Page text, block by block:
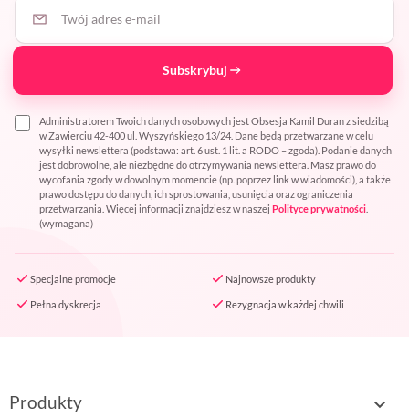
Twój adres e-mail
Subskrybuj
Administratorem Twoich danych osobowych jest Obsesja Kamil Duran z siedzibą
w Zawierciu 42-400 ul. Wyszyńskiego 13/24. Dane będą przetwarzane w celu
wysyłki newslettera (podstawa: art. 6 ust. 1 lit. a RODO – zgoda). Podanie danych
jest dobrowolne, ale niezbędne do otrzymywania newslettera. Masz prawo do
wycofania zgody w dowolnym momencie (np. poprzez link w wiadomości), a także
prawo dostępu do danych, ich sprostowania, usunięcia oraz ograniczenia
przetwarzania. Więcej informacji znajdziesz w naszej Polityce prywatności
(wymagana)
Specjalne promocje Najnowsze produkty
Pełna dyskrecja Rezygnacja w każdej chwili
Produkty 